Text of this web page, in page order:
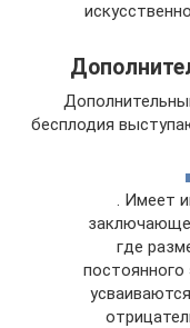
бесплодия
. Имеет
где